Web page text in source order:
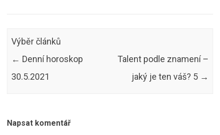
Výběr článků
← Denní horoskop
30.5.2021
Talent podle znamení –
jaký je ten váš? 5 →
Napsat komentář